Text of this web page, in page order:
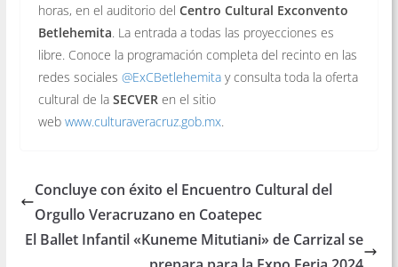
horas, en el auditorio del Centro Cultural Exconvento
Betlehemita. La entrada a todas las proyecciones es
libre. Conoce la programación completa del recinto en las
redes sociales @ExCBetlehemitay consulta toda la oferta
cultural de la SECVER en el sitio
web www.culturaveracruz.gob.mx.
Concluye con éxito el Encuentro Cultural del
Orgullo Veracruzano en Coatepec
El Ballet Infantil «Kuneme Mitutiani» de Carrizal se